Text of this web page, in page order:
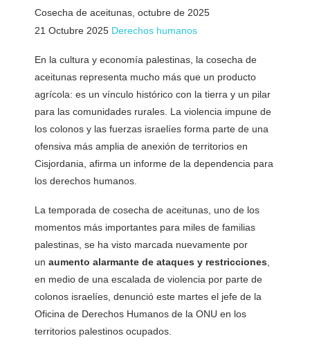
Cosecha de aceitunas, octubre de 2025
21 Octubre 2025 Derechos humanos
En la cultura y economía palestinas, la cosecha de
aceitunas representa mucho más que un producto
agrícola: es un vínculo histórico con la tierra y un pilar
para las comunidades rurales. La violencia impune de
los colonos y las fuerzas israelíes forma parte de una
ofensiva más amplia de anexión de territorios en
Cisjordania, afirma un informe de la dependencia para
los derechos humanos.
La temporada de cosecha de aceitunas, uno de los
momentos más importantes para miles de familias
palestinas, se ha visto marcada nuevamente por
un aumento alarmante de ataques y restricciones,
en medio de una escalada de violencia por parte de
colonos israelíes, denunció este martes el jefe de la
Oficina de Derechos Humanos de la ONU en los
territorios palestinos ocupados.